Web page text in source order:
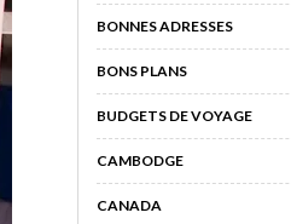
BONNES ADRESSES
BONS PLANS
BUDGETS DE VOYAGE
CAMBODGE
CANADA